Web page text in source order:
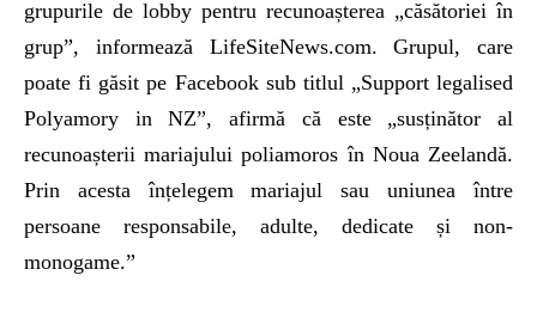
grupurile de lobby pentru recunoașterea „căsătoriei în
grup”, informează LifeSiteNews.com. Grupul, care
poate fi găsit pe Facebook sub titlul „Support legalised
Polyamory in NZ”, afirmă că este „susținător al
recunoașterii mariajului poliamoros în Noua Zeelandă.
Prin acesta înțelegem mariajul sau uniunea între
persoane responsabile, adulte, dedicate și non-
monogame.”